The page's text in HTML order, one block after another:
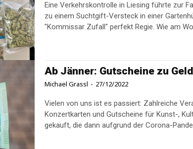
Eine Verkehrskontrolle in Liesing führte zur
zu einem Suchtgift-Versteck in einer Gartenhütte. Manchmal
"Kommissar Zufall" perfekt Regie. Wie am
Ab Jänner: Gutscheine zu
Michael Grassl - 27/12/2022
Vielen von uns ist es passiert: Zahlreiche
Konzertkarten und Gutscheine für Kunst-,
gekauft, die dann aufgrund der Corona-